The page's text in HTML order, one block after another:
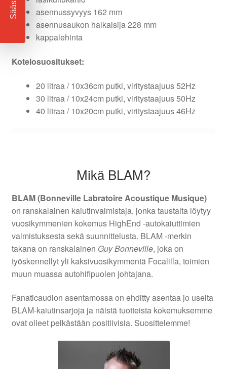
asennussyvyys 162 mm
asennusaukon halkaisija 228 mm
kappalehinta
Kotelosuositukset:
20 litraa / 10x36cm putki, viritystaajuus 52Hz
30 litraa / 10x24cm putki, viritystaajuus 50Hz
40 litraa / 10x20cm putki, viritystaajuus 46Hz
Mikä BLAM?
BLAM (Bonneville Labratoire Acoustique Musique)
on ranskalainen kaiutinvalmistaja, jonka taustalta löytyy
vuosikymmenien kokemus HighEnd -autokaiuttimien
valmistuksesta sekä suunnittelusta. BLAM -merkin
takana on ranskalainen Guy Bonneville, joka on
työskennellyt yli kaksivuosikymmentä Focalilla, toimien
muun muassa autohifipuolen johtajana.
Fanaticaudion asentamossa on ehditty asentaa jo useita
BLAM-kaiutinsarjoja ja näistä tuotteista kokemuksemme
ovat olleet pelkästään positiivisia. Suosittelemme!
Säästä